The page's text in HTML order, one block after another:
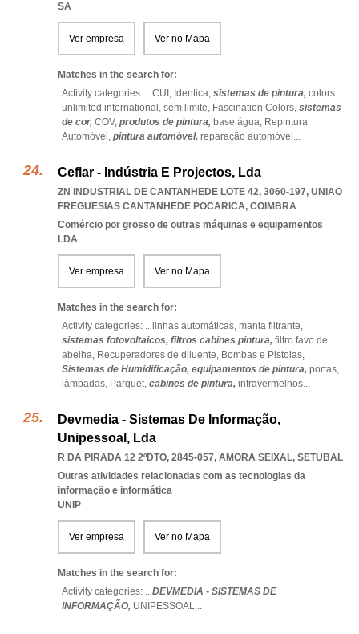
SA
Ver empresa Ver no Mapa
Matches in the search for:
Activity categories: ...CUI, Identica, sistemas de pintura, colors
unlimited international, sem limite, Fascination Colors, sistemas
de cor, COV, produtos de pintura, base água, Repintura
Automóvel, pintura automóvel, reparação automóvel ...
Ceflar - Indústria E Projectos, Lda
ZN INDUSTRIAL DE CANTANHEDE LOTE 42, 3060-197, UNIAO
FREGUESIAS CANTANHEDE POCARICA, COIMBRA
Comércio por grosso de outras máquinas e equipamentos
LDA
Ver empresa Ver no Mapa
Matches in the search for:
Activity categories: ... linhas automáticas, manta filtrante,
sistemas fotovoltaicos, filtros cabines pintura, filtro favo de
abelha, Recuperadores de diluente, Bombas e Pistolas,
Sistemas de Humidificação, equipamentos de pintura, portas,
lâmpadas, Parquet, cabines de pintura, infravermelhos...
Devmedia - Sistemas De Informação,
Unipessoal, Lda
R DA PIRADA 12 2ºDTO, 2845-057, AMORA SEIXAL, SETUBAL
Outras atividades relacionadas com as tecnologias da
informação e informática
UNIP
Ver empresa Ver no Mapa
Matches in the search for:
Activity categories: ...DEVMEDIA - SISTEMAS DE
INFORMAÇÃO, UNIPESSOAL...